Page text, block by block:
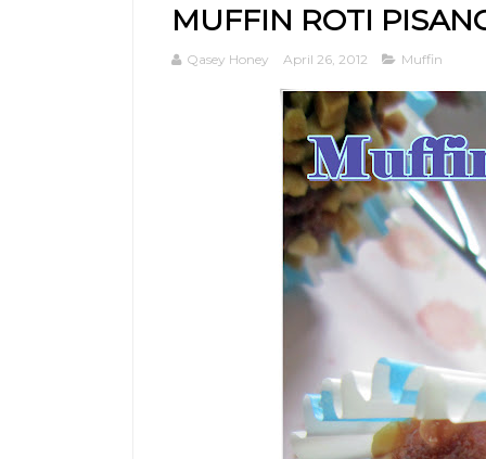
MUFFIN ROTI
Qasey Honey April 26, 2012 Muffin